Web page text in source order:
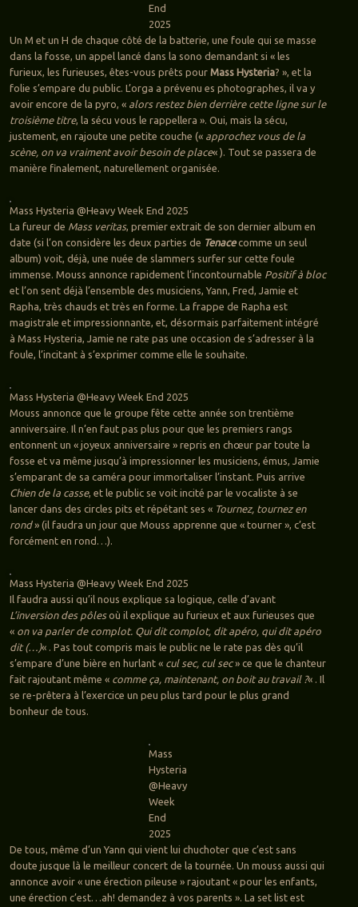
End
2025
Un M et un H de chaque côté de la batterie, une foule qui se masse
dans la fosse, un appel lancé dans la sono demandant si « les
furieux, les furieuses, êtes-vous prêts pour Mass Hysteria? », et la
folie s’empare du public. L’orga a prévenu es photographes, il va y
avoir encore de la pyro, « alors restez bien derrière cette ligne sur le
troisième titre, la sécu vous le rappellera ». Oui, mais la sécu,
justement, en rajoute une petite couche (« approchez vous de la
scène, on va vraiment avoir besoin de place« ). Tout se passera de
manière finalement, naturellement organisée.
Mass Hysteria @Heavy Week End 2025
La fureur de Mass veritas, premier extrait de son dernier album en
date (si l’on considère les deux parties de Tenacecomme un seul
album) voit, déjà, une nuée de slammers surfer sur cette foule
immense. Mouss annonce rapidement l’incontournable Positif à bloc
et l’on sent déjà l’ensemble des musiciens, Yann, Fred, Jamie et
Rapha, très chauds et très en forme. La frappe de Rapha est
magistrale et impressionnante, et, désormais parfaitement intégré
à Mass Hysteria, Jamie ne rate pas une occasion de s’adresser à la
foule, l’incitant à s’exprimer comme elle le souhaite.
Mass Hysteria @Heavy Week End 2025
Mouss annonce que le groupe fête cette année son trentième
anniversaire. Il n’en faut pas plus pour que les premiers rangs
entonnent un « joyeux anniversaire » repris en chœur par toute la
fosse et va même jusqu’à impressionner les musiciens, émus, Jamie
s’emparant de sa caméra pour immortaliser l’instant. Puis arrive
Chien de la casse, et le public se voit incité par le vocaliste à se
lancer dans des circles pits et répétant ses « Tournez, tournez en
rond» (il faudra un jour que Mouss apprenne que « tourner », c’est
forcément en rond…).
Mass Hysteria @Heavy Week End 2025
Il faudra aussi qu’il nous explique sa logique, celle d’avant
L’inversion des pôlesoù il explique au furieux et aux furieuses que
« on va parler de complot. Qui dit complot, dit apéro, qui dit apéro
dit (…)« . Pas tout compris mais le public ne le rate pas dès qu’il
s’empare d’une bière en hurlant « cul sec, cul sec» ce que le chanteur
fait rajoutant même « comme ça, maintenant, on boit au travail ?« . Il
se re-prêtera à l’exercice un peu plus tard pour le plus grand
bonheur de tous.
Mass
Hysteria
@Heavy
Week
End
2025
De tous, même d’un Yann qui vient lui chuchoter que c’est sans
doute jusque là le meilleur concert de la tournée. Un mouss aussi qui
annonce avoir « une érection pileuse » rajoutant « pour les enfants,
une érection c’est…ah! demandez à vos parents ». La set list est